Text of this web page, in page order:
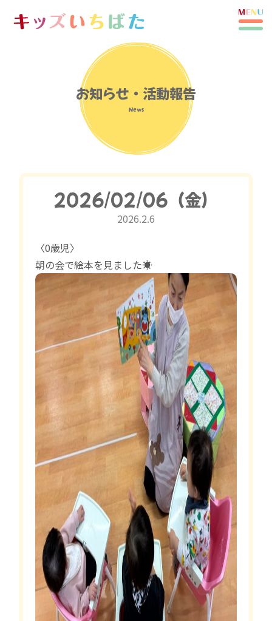
お知らせ・活動報告
News
2026/02/06（金）
2026.2.6
〈0歳児〉
朝の会で絵本を見ました☀️